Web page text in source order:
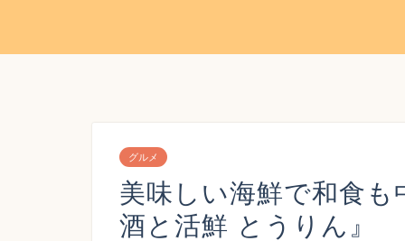
グルメ
美味しい海鮮で和食
酒と活鮮 とうりん』